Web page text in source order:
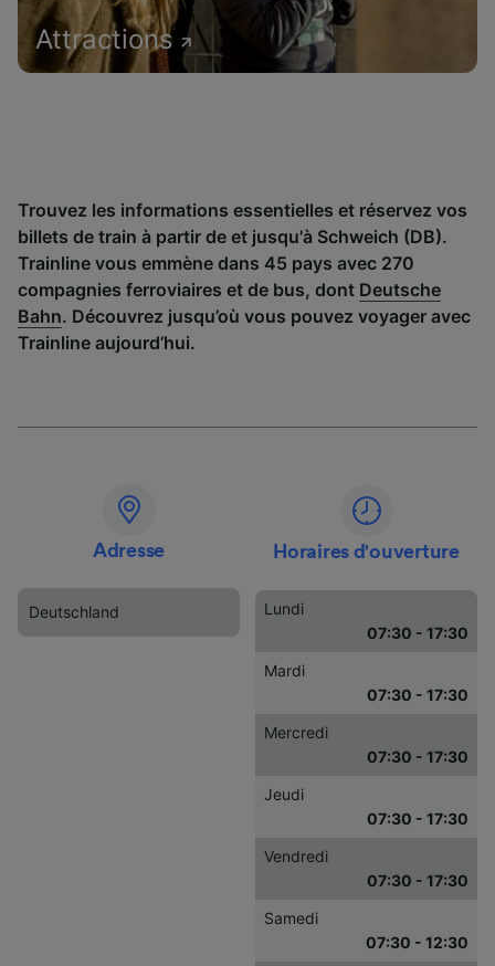
Attractions
Trouvez les informations essentielles et réservez vos
billets de train à partir de et jusqu'à Schweich (DB).
Trainline vous emmène dans 45 pays avec 270
compagnies ferroviaires et de bus, dont Deutsche
Bahn. Découvrez jusqu’où vous pouvez voyager avec
Trainline aujourd’hui.
Adresse
Deutschland
Horaires d'ouverture
Lundi
07:30 - 17:30
Mardi
07:30 - 17:30
Mercredi
07:30 - 17:30
Jeudi
07:30 - 17:30
Vendredi
07:30 - 17:30
Samedi
07:30 - 12:30